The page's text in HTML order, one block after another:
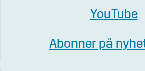
YouTube
Abonner på